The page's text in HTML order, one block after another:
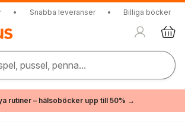
• Snabba leveranser • Billiga böcker
pussel, penna...
rutiner – hälsoböcker upp till 50% →